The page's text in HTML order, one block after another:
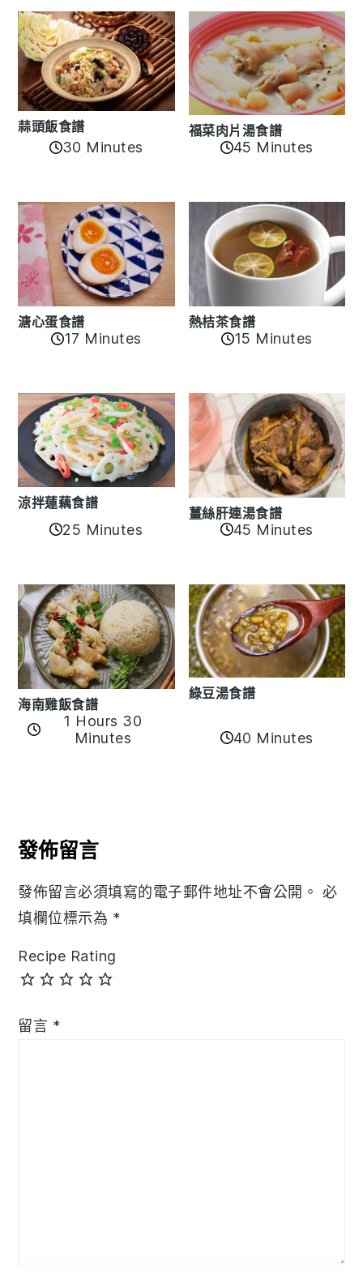
蒜頭飯食譜
30 Minutes
福菜肉片湯食譜
45 Minutes
溏心蛋食譜
17 Minutes
熱桔茶食譜
15 Minutes
涼拌蓮藕食譜
25 Minutes
薑絲肝連湯食譜
45 Minutes
海南雞飯食譜
1 Hours 30
Minutes
綠豆湯食譜
40 Minutes
Interactions
發佈留言
發佈留言必須填寫的電子郵件地址不會公開。 必
填欄位標示為 *
Recipe Rating
留言 *